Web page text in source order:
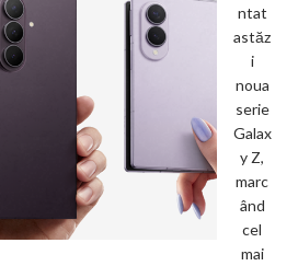
ntat
astăz
i
noua
serie
Galax
y Z,
marc
ând
cel
mai